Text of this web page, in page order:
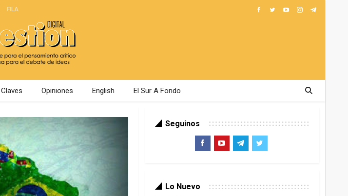
FILA
Claves Opiniones English El Sur A Fondo
Seguinos
Lo Nuevo